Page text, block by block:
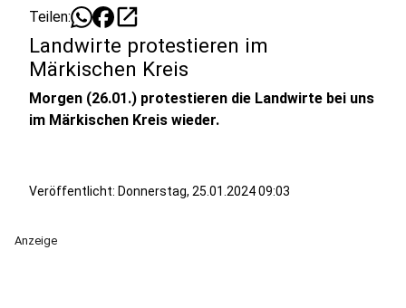
Teilen: open_in_new
Landwirte protestieren im
Märkischen Kreis
Morgen (26.01.) protestieren die Landwirte bei uns
im Märkischen Kreis wieder.
Veröffentlicht: Donnerstag, 25.01.2024 09:03
Anzeige